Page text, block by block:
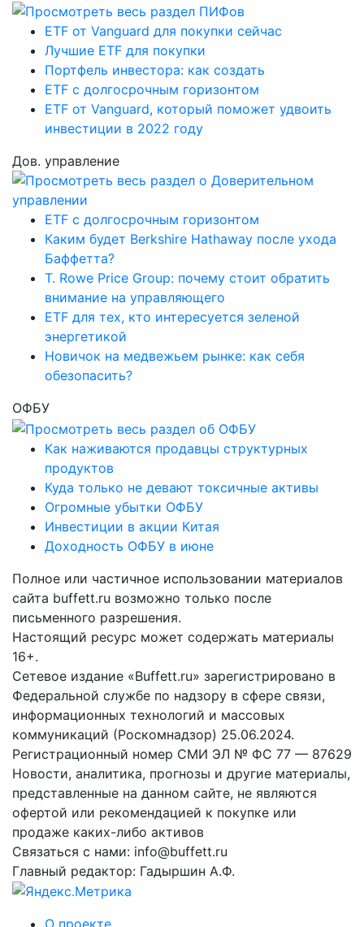
ETF от Vanguard для покупки сейчас
Лучшие ETF для покупки
Портфель инвестора: как создать
ETF с долгосрочным горизонтом
ETF от Vanguard, который поможет удвоить
инвестиции в 2022 году
Дов. управление
ETF с долгосрочным горизонтом
Каким будет Berkshire Hathaway после ухода
Баффетта?
T. Rowe Price Group: почему стоит обратить
внимание на управляющего
ETF для тех, кто интересуется зеленой
энергетикой
Новичок на медвежьем рынке: как себя
обезопасить?
ОФБУ
Как наживаются продавцы структурных
продуктов
Куда только не девают токсичные активы
Огромные убытки ОФБУ
Инвестиции в акции Китая
Доходность ОФБУ в июне
Полное или частичное использовании материалов
сайта buffett.ru возможно только после
письменного разрешения.
Настоящий ресурс может содержать материалы
16+.
Сетевое издание «Buffett.ru» зарегистрировано в
Федеральной службе по надзору в сфере связи,
информационных технологий и массовых
коммуникаций (Роскомнадзор) 25.06.2024.
Регистрационный номер СМИ ЭЛ № ФС 77 — 87629
Новости, аналитика, прогнозы и другие материалы,
представленные на данном сайте, не являются
офертой или рекомендацией к покупке или
продаже каких-либо активов
Связаться с нами: info@buffett.ru
Главный редактор: Гадыршин А.Ф.